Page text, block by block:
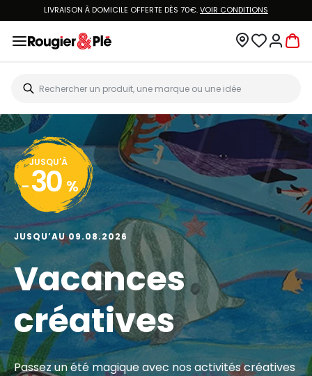
LIVRAISON À DOMICILE OFFERTE DÈS 70€.VOIR CONDITIONS
JUSQU'À
- 30 %
JUSQU’AU 09.08.2026
Vacances
créatives
Passez un été magique avec nos activités créatives